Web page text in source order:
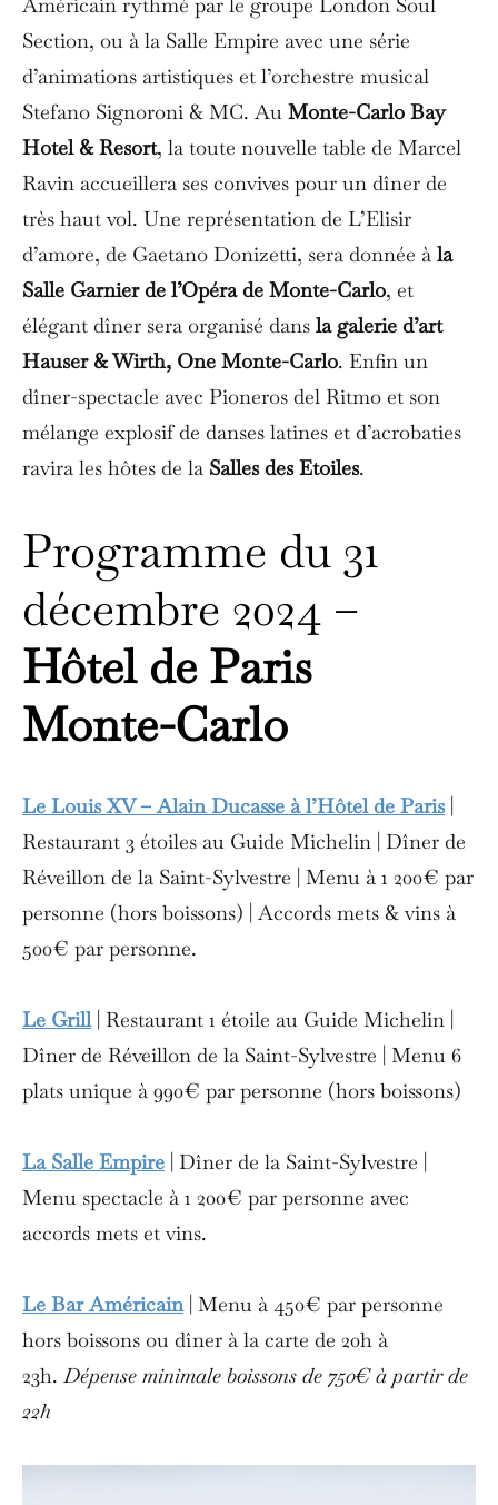
Américain rythmé par le groupe London Soul
Section, ou à la Salle Empire avec une série
d’animations artistiques et l’orchestre musical
Stefano Signoroni & MC. Au Monte-Carlo Bay
Hotel & Resort, la toute nouvelle table de Marcel
Ravin accueillera ses convives pour un dîner de
très haut vol. Une représentation de L’Elisir
d’amore, de Gaetano Donizetti, sera donnée à la
Salle Garnier de l’Opéra de Monte-Carlo, et
élégant dîner sera organisé dans la galerie d’art
Hauser & Wirth, One Monte-Carlo. Enfin un
dîner-spectacle avec Pioneros del Ritmo et son
mélange explosif de danses latines et d’acrobaties
ravira les hôtes de la Salles des Etoiles.
Programme du 31
décembre 2024 –
Hôtel de Paris
Monte-Carlo
Le Louis XV – Alain Ducasse à l’Hôtel de Paris
Restaurant 3 étoiles au Guide Michelin | Dîner de
Réveillon de la Saint-Sylvestre | Menu à 1 200€ par
personne (hors boissons) | Accords mets & vins à
500€ par personne.
Le Grill | Restaurant 1 étoile au Guide Michelin |
Dîner de Réveillon de la Saint-Sylvestre | Menu 6
plats unique à 990€ par personne (hors boissons)
La Salle Empire | Dîner de la Saint-Sylvestre |
Menu spectacle à 1 200€ par personne avec
accords mets et vins.
Le Bar Américain Menu à 450€ par personne
hors boissons ou dîner à la carte de 20h à
23h. Dépense minimale boissons de 750€ à partir de
22h